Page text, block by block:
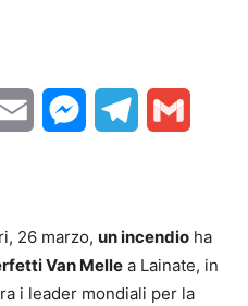
Email MessengerTelegram
26 marzo, un incendio ha
Van Melle a Lainate, in
i leader mondiali per la